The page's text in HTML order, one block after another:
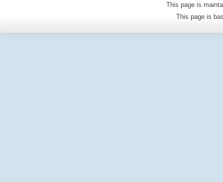
This page is
This page is